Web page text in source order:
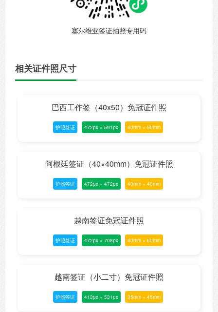
塞尔维亚签证拍照专用码
相关证件照尺寸
巴西工作签（40x50）免冠证件照
护照签证 472px × 591px 40mm × 50mm
阿根廷签证（40×40mm）免冠证件照
护照签证 472px × 472px 40mm × 40mm
越南签证免冠证件照
护照签证 472px × 708px 40mm × 60mm
越南签证（小二寸）免冠证件照
护照签证 413px × 531px 35mm × 45mm